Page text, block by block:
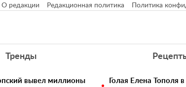
О редакции Редакционная политика Политика
Тренды
вывел миллионы
Голая Елена Тополя